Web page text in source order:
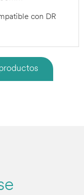
con DR